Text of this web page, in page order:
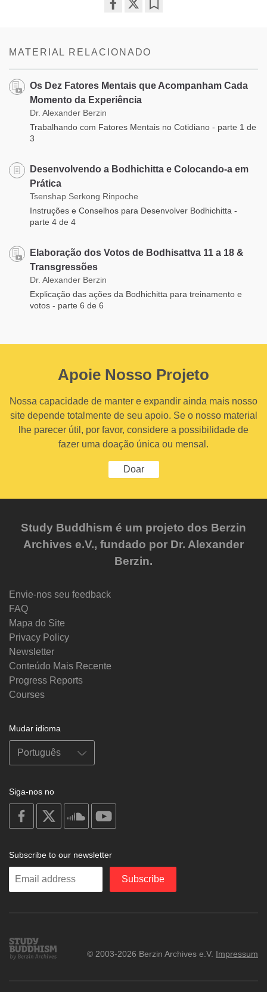
MATERIAL RELACIONADO
Os Dez Fatores Mentais que Acompanham Cada
Momento da Experiência
Dr. Alexander Berzin
Trabalhando com Fatores Mentais no Cotidiano - parte 1 de
3
Desenvolvendo a Bodhichitta e Colocando-a em
Prática
Tsenshap Serkong Rinpoche
Instruções e Conselhos para Desenvolver Bodhichitta -
parte 4 de 4
Elaboração dos Votos de Bodhisattva 11 a 18 &
Transgressões
Dr. Alexander Berzin
Explicação das ações da Bodhichitta para treinamento e
votos - parte 6 de 6
Apoie Nosso Projeto
Nossa capacidade de manter e expandir ainda mais nosso
site depende totalmente de seu apoio. Se o nosso material
lhe parecer útil, por favor, considere a possibilidade de
fazer uma doação única ou mensal.
Doar
Study Buddhism é um projeto dos Berzin
Archives e.V., fundado por Dr. Alexander
Berzin.
Envie-nos seu feedback
FAQ
Mapa do Site
Privacy Policy
Newsletter
Conteúdo Mais Recente
Progress Reports
Courses
Mudar idioma
Siga-nos no
on
facebook
soundcloud
Subscribe to our newsletter
Enter
Subscribe
Study
Buddhism
© 2003-2026 Berzin Archives e.V. Impressum